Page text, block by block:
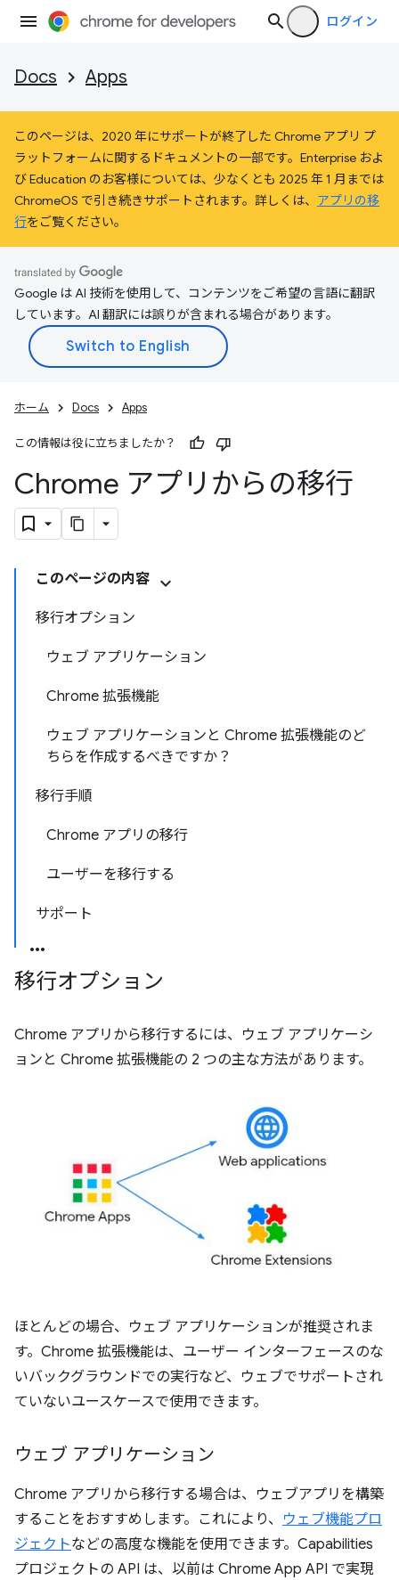
ログイン
Docs Apps
このページは、2020 年にサポートが終了した Chrome アプリ プ
ラットフォームに関するドキュメントの一部です。Enterprise およ
び Education のお客様については、少なくとも 2025 年 1 月までは
ChromeOS で引き続きサポートされます。詳しくは、 アプリの移
行をご覧ください。
Google は AI 技術を使用して、コンテンツをご希望の言語に翻訳
しています。AI 翻訳には誤りが含まれる場合があります。
ホーム Docs Apps
この情報は役に立ちましたか？
Chrome アプリからの移行
このページの内容
移行オプション
ウェブ アプリケーション
Chrome 拡張機能
ウェブ アプリケーションと Chrome 拡張機能のど
ちらを作成するべきですか？
移行手順
Chrome アプリの移行
ユーザーを移行する
サポート
移行オプション
Chrome アプリから移行するには、ウェブ アプリケーシ
ョンと Chrome 拡張機能の 2 つの主な方法があります。
ほとんどの場合、ウェブ アプリケーションが推奨されま
す。Chrome 拡張機能は、ユーザー インターフェースのな
いバックグラウンドでの実行など、ウェブでサポートされ
ていないユースケースで使用できます。
ウェブ アプリケーション
Chrome アプリから移行する場合は、ウェブアプリを構築
することをおすすめします。これにより、 ウェブ機能プロ
ジェクトなどの高度な機能を使用できます。Capabilities
プロジェクトの API は、以前は Chrome App API で実現